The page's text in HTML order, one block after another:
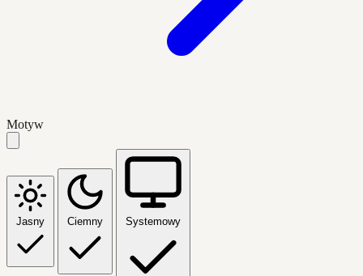
Motyw
Jasny Ciemny Systemowy